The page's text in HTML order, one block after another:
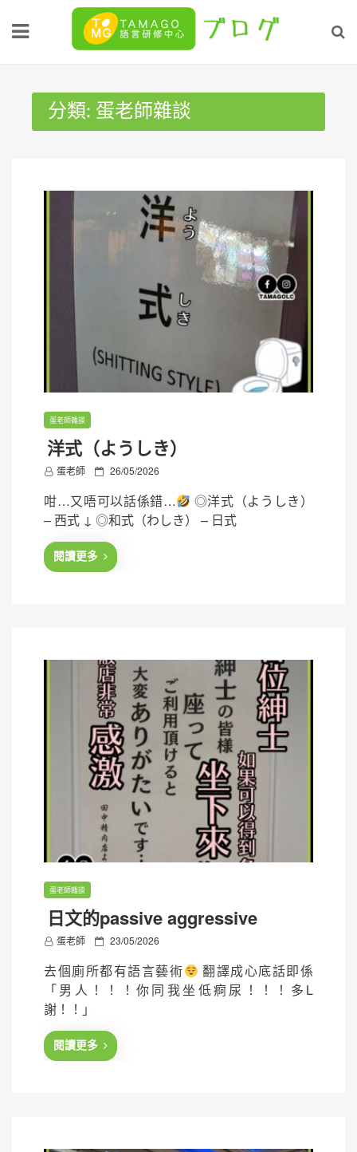
分類: 蛋老師雜談
蛋老師雜談
洋式（ようしき）
蛋老師
P
s
t
e
26/05/2026
咁…又唔可以話係錯…
◎洋式（ようしき）
– 西式 ↓ ◎和式（わしき） – 日式
閱讀更多
蛋老師雜談
日文的passive aggressive
蛋老師
P
s
d
23/05/2026
去個廁所都有語言藝術
翻譯成心底話即係
「男人！！！你同我坐低痾尿！！！多L
謝！！」
閱讀更多